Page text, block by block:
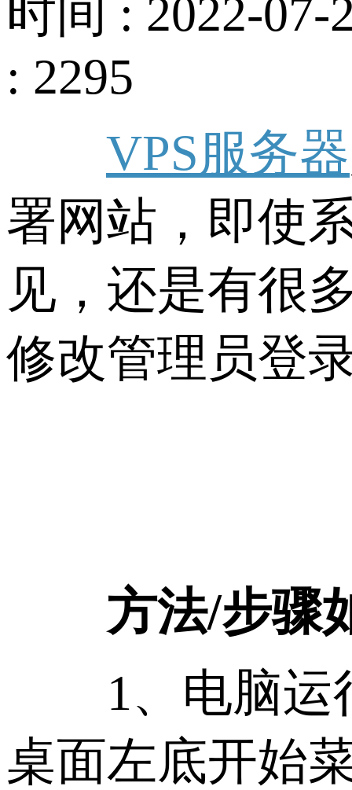
时间 : 2022-07-
: 2295
VPS服务器
署网站，即使
见，还是有很
修改管理员登
方法/步骤
1、电脑运行
桌面左底开始